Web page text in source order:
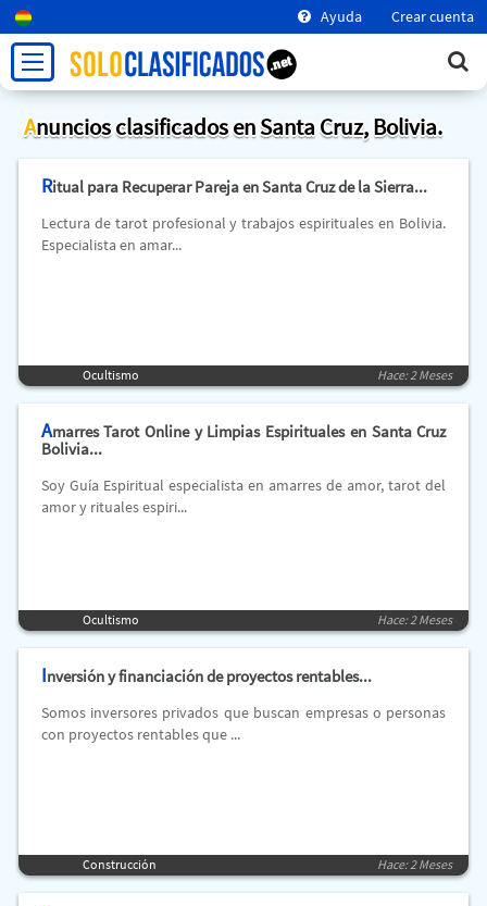
Ayuda Crear cuenta
Anuncios clasificados en Santa Cruz, Bolivia.
Ritual para Recuperar Pareja en Santa Cruz de la Sierra...
Lectura de tarot profesional y trabajos espirituales en Bolivia.
Especialista en amar...
Ocultismo Hace: 2 Meses
Amarres Tarot Online y Limpias Espirituales en Santa Cruz
Bolivia...
Soy Guía Espiritual especialista en amarres de amor, tarot del
amor y rituales espiri...
Ocultismo Hace: 2 Meses
Inversión y financiación de proyectos rentables...
Somos inversores privados que buscan empresas o personas
con proyectos rentables que ...
Construcción Hace: 2 Meses